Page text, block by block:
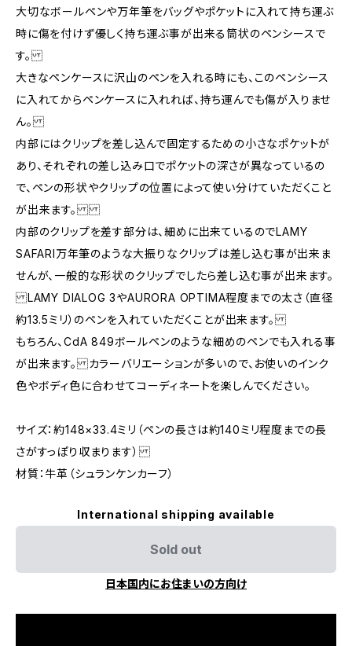
大切なボールペンや万年筆をバッグやポケットに入れて持ち運ぶ
時に傷を付けず優しく持ち運ぶ事が出来る筒状のペンシースで
す。
大きなペンケースに沢山のペンを入れる時にも、このペンシース
に入れてからペンケースに入れれば、持ち運んでも傷が入りませ
ん。
内部にはクリップを差し込んで固定するための小さなポケットが
あり、それぞれの差し込み口でポケットの深さが異なっているの
で、ペンの形状やクリップの位置によって使い分けていただくこと
が出来ます。
内部のクリップを差す部分は、細めに出来ているのでLAMY
SAFARI万年筆のような大振りなクリップは差し込む事が出来ま
せんが、一般的な形状のクリップでしたら差し込む事が出来ます。
LAMY DIALOG 3やAURORA OPTIMA程度までの太さ（直径
約13.5ミリ）のペンを入れていただくことが出来ます。
もちろん、CdA 849ボールペンのような細めのペンでも入れる事
が出来ます。 カラーバリエーションが多いので、お使いのインク
色やボディ色に合わせてコーディネートを楽しんでください。
サイズ：約148×33.4ミリ（ペンの長さは約140ミリ程度までの長
さがすっぽり収まります）
材質：牛革（シュランケンカーフ）
International shipping available
Sold out
日本国内にお住まいの方向け